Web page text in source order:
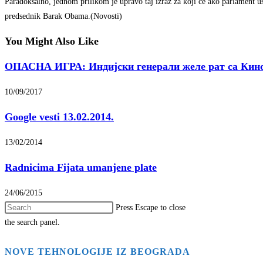
predsednik Barak Obama.(Novosti)
You Might Also Like
ОПАСНА ИГРА: Индијски генерали желе рат са
10/09/2017
Google vesti 13.02.2014.
13/02/2014
Radnicima Fijata umanjene plate
24/06/2015
Press Escape to close
the search panel.
NOVE TEHNOLOGIJE IZ BEOGRADA